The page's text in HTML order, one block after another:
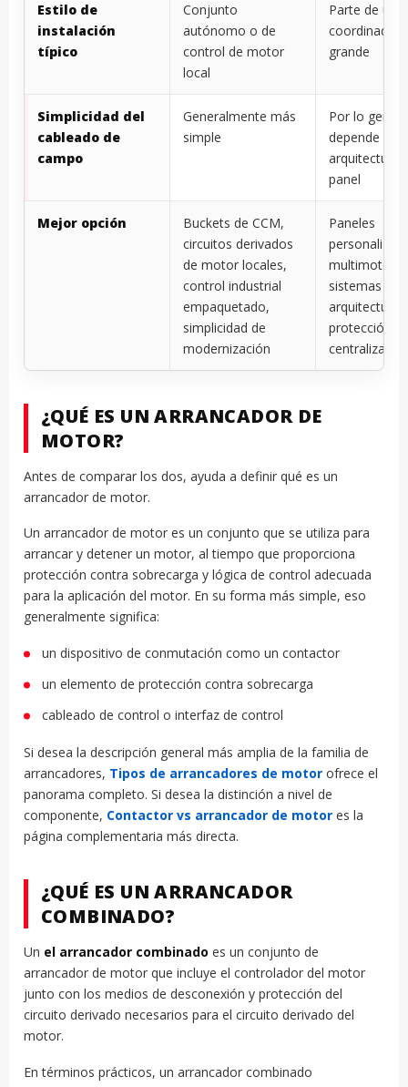
Estilo de
instalación
típico
Conjunto
autónomo o de
control de motor
local
Parte de un
coordinado
grande
Simplicidad del
cableado de
campo
Generalmente más
simple
Por lo
depende de
arquitectura
panel
Mejor opción
Buckets de CCM,
circuitos derivados
de motor locales,
control industrial
empaquetado,
simplicidad de
modernización
Paneles
multimotor,
sistemas
protección
centralizadas
¿QUÉ ES UN ARRANCADOR DE
MOTOR?
Antes de comparar los dos, ayuda a definir qué es un
arrancador de motor.
Un arrancador de motor es un conjunto que se utiliza para
arrancar y detener un motor, al tiempo que proporciona
protección contra sobrecarga y lógica de control adecuada
para la aplicación del motor. En su forma más simple, eso
generalmente significa:
un dispositivo de conmutación como un contactor
un elemento de protección contra sobrecarga
cableado de control o interfaz de control
Si desea la descripción general más amplia de la familia de
arrancadores, Tipos de arrancadores de motor ofrece el
panorama completo. Si desea la distinción a nivel de
componente, Contactor vs arrancador de motor es la
página complementaria más directa.
¿QUÉ ES UN ARRANCADOR
COMBINADO?
Un el arrancador combinado es un conjunto de
arrancador de motor que incluye el controlador del motor
junto con los medios de desconexión y protección del
circuito derivado necesarios para el circuito derivado del
motor.
En términos prácticos, un arrancador combinado